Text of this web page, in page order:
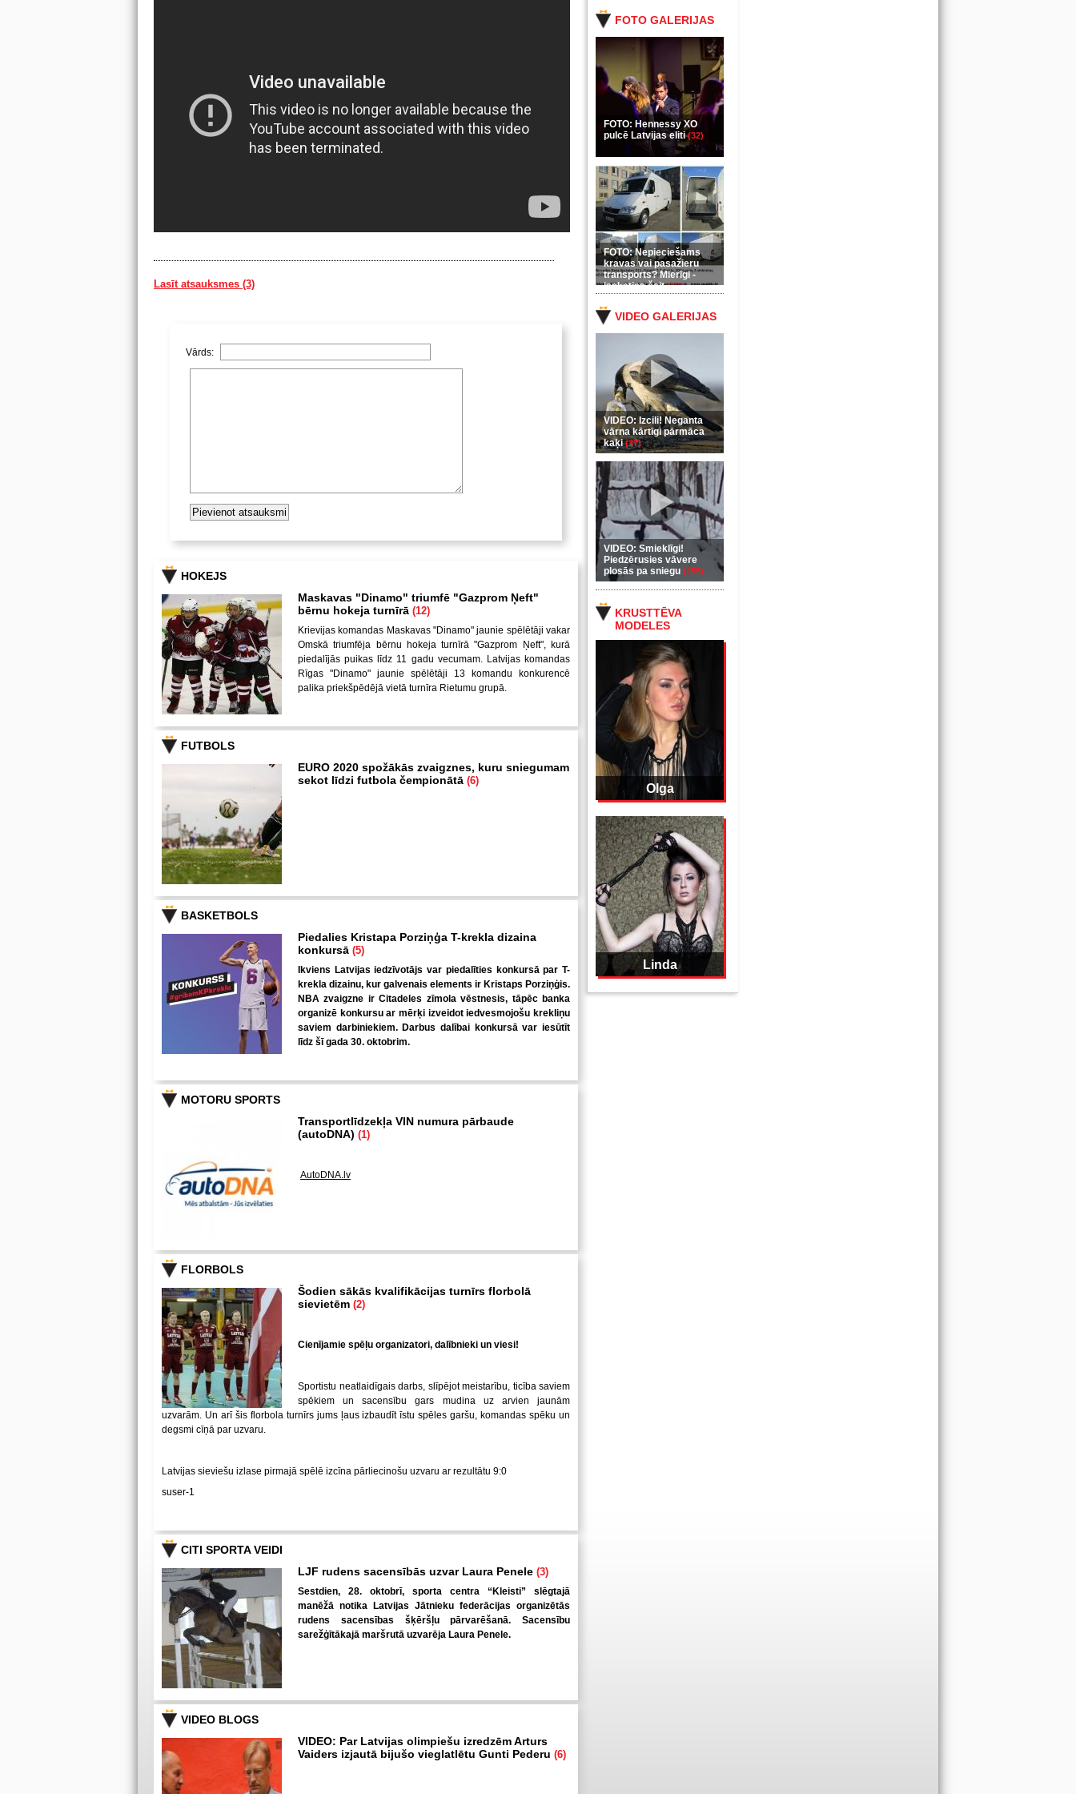
FOTO GALERIJAS
FOTO: Hennessy XO
pulcē Latvijas eliti(32)
FOTO: Nepieciešams
kravas vai pasažieru
transports? Mierīgi -
ieskaties šeit(35)
VIDEO GALERIJAS
VIDEO: Izcili! Neganta
vārna kārtīgi pārmāca
kaķi(37)
VIDEO: Smieklīgi!
Piedzērusies vāvere
plosās pa sniegu (255)
KRUSTTĒVA
MODELES
Olga
Linda
Lasīt atsauksmes (3)
Vārds:
HOKEJS
Maskavas "Dinamo" triumfē "Gazprom Ņeft"
bērnu hokeja turnīrā (12)
Krievijas komandas Maskavas "Dinamo" jaunie spēlētāji vakar
Omskā triumfēja bērnu hokeja turnīrā "Gazprom Ņeft", kurā
piedalījās puikas līdz 11 gadu vecumam. Latvijas komandas
Rīgas "Dinamo" jaunie spēlētāji 13 komandu konkurencē
palika priekšpēdējā vietā turnīra Rietumu grupā.
FUTBOLS
EURO 2020 spožākās zvaigznes, kuru sniegumam
sekot līdzi futbola čempionātā (6)
BASKETBOLS
Piedalies Kristapa Porziņģa T-krekla dizaina
konkursā (5)
Ikviens Latvijas iedzīvotājs var piedalīties konkursā par T-
krekla dizainu, kur galvenais elements ir Kristaps Porziņģis.
NBA zvaigzne ir Citadeles zīmola vēstnesis, tāpēc banka
organizē konkursu ar mērķi izveidot iedvesmojošu krekliņu
saviem darbiniekiem. Darbus dalībai konkursā var iesūtīt
līdz šī gada 30. oktobrim.
MOTORU SPORTS
Transportlīdzekļa VIN numura pārbaude
(autoDNA) (1)
AutoDNA.lv
FLORBOLS
Šodien sākās kvalifikācijas turnīrs florbolā
sievietēm (2)
Cienījamie spēļu organizatori, dalībnieki un viesi!
Sportistu neatlaidīgais darbs, slīpējot meistarību, ticība saviem
spēkiem un sacensību gars mudina uz arvien jaunām
uzvarām. Un arī šis florbola turnīrs jums ļaus izbaudīt īstu spēles garšu, komandas spēku un
degsmi cīņā par uzvaru.
Latvijas sieviešu izlase pirmajā spēlē izcīna pārliecinošu uzvaru ar rezultātu 9:0
suser-1
CITI SPORTA VEIDI
LJF rudens sacensībās uzvar Laura Penele (3)
Sestdien, 28. oktobrī, sporta centra “Kleisti” slēgtajā
manēžā notika Latvijas Jātnieku federācijas organizētās
rudens sacensības šķēršļu pārvarēšanā. Sacensību
sarežģītākajā maršrutā uzvarēja Laura Penele.
VIDEO BLOGS
VIDEO: Par Latvijas olimpiešu izredzēm Arturs
Vaiders izjautā bijušo vieglatlētu Gunti Pederu (6)